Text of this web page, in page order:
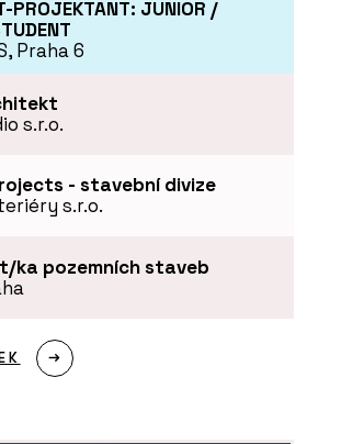
systém TAK - PROFIL
PROJEKTANT: JUNIOR /
Praha 6
s.r.o.
- stavební divize
s.r.o.
ka pozemních staveb